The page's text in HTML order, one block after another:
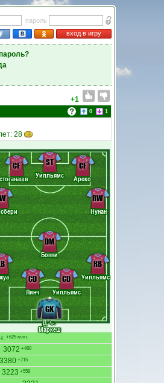
пароль
вход в игру
+1
0 1
28
Д. С.
Маркеш
Линч
Уилльямс
Уилльямс
Бонни
Нунан
Ареко
Уилльямс
GK
CD
CD
RB
DM
RW
CF CF
ST
+625 млн.
3072 +460
3380 +715
3223 +558